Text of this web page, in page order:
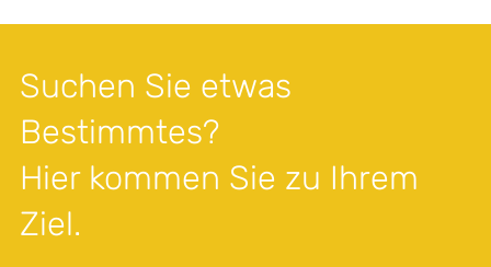
Suchen Sie etwas
Bestimmtes?
Hier kommen Sie zu Ihrem
Ziel.